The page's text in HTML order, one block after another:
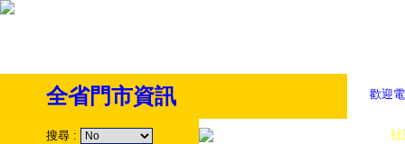
歡迎
全省門市資訊
搜尋 :
社